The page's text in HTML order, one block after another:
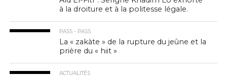
à la droiture et à la politesse légale.
PASS - PASS
La « zakàte » de la rupture du jeûne et la
prière du « hiit »
ACTUALITÉS